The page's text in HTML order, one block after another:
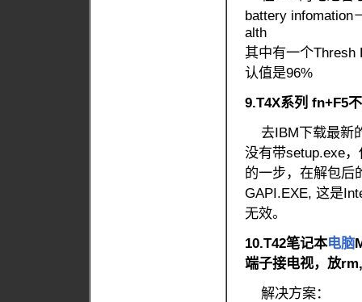
battery infomation
alth
其中有一个Thresh
认值是96%
9.T4X系列 fn+F5
去IBM下载最新
没有带setup.exe
的一步，在解包后
GAPI.EXE, 这是
无效。
10.T42笔记本电脑
端子接电视，放
解决方案：